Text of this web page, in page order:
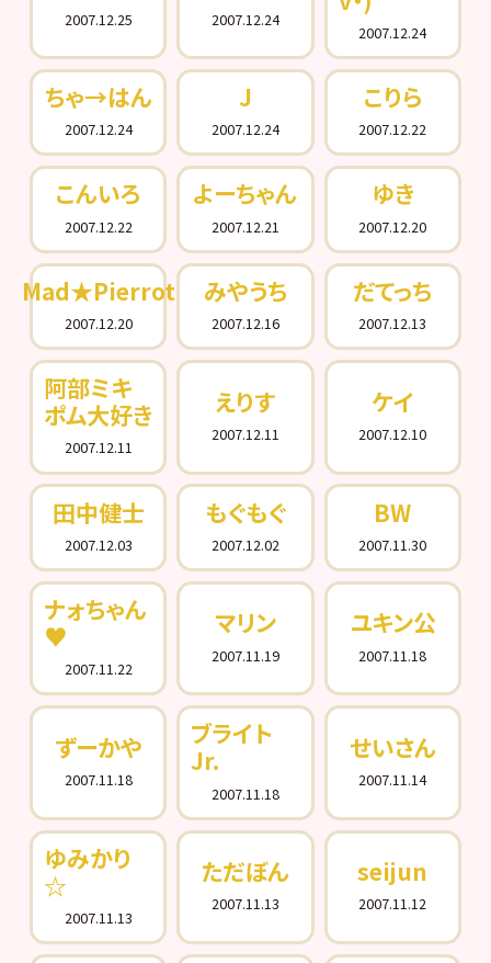
2007.12.25 2007.12.24
2007.12.24
ちゃ→はん
2007.12.24
J
2007.12.24
こりら
2007.12.22
こんいろ
2007.12.22
よーちゃん
2007.12.21
ゆき
2007.12.20
Mad★Pierrot
2007.12.20
みやうち
2007.12.16
だてっち
2007.12.13
阿部ミキ
ポム大好き
2007.12.11
えりす
2007.12.11
ケイ
2007.12.10
田中健士
2007.12.03
もぐもぐ
2007.12.02
BW
2007.11.30
ナォちゃん
♥
2007.11.22
マリン
2007.11.19
ユキン公
2007.11.18
ずーかや
2007.11.18
ブライト
Jr.
2007.11.18
せいさん
2007.11.14
ゆみかり
☆
2007.11.13
ただぼん
2007.11.13
seijun
2007.11.12